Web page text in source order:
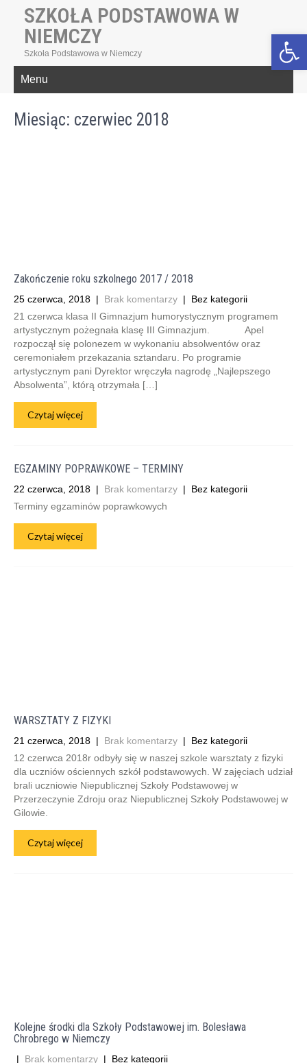
Open toolbar
SZKOŁA PODSTAWOWA W
NIEMCZY
Szkoła Podstawowa w Niemczy
Menu
Miesiąc: czerwiec 2018
Zakończenie roku szkolnego 2017 / 2018
25 czerwca, 2018 | Brak komentarzy | Bez kategorii
21 czerwca klasa II Gimnazjum humorystycznym programem
artystycznym pożegnała klasę III Gimnazjum. Apel
rozpoczął się polonezem w wykonaniu absolwentów oraz
ceremoniałem przekazania sztandaru. Po programie
artystycznym pani Dyrektor wręczyła nagrodę „Najlepszego
Absolwenta”, którą otrzymała […]
Czytaj więcej
EGZAMINY POPRAWKOWE – TERMINY
22 czerwca, 2018 | Brak komentarzy | Bez kategorii
Terminy egzaminów poprawkowych
Czytaj więcej
WARSZTATY Z FIZYKI
21 czerwca, 2018 | Brak komentarzy | Bez kategorii
12 czerwca 2018r odbyły się w naszej szkole warsztaty z fizyki
dla uczniów ościennych szkół podstawowych. W zajęciach udział
brali uczniowie Niepublicznej Szkoły Podstawowej w
Przerzeczynie Zdroju oraz Niepublicznej Szkoły Podstawowej w
Gilowie.
Czytaj więcej
Kolejne środki dla Szkoły Podstawowej im. Bolesława
Chrobrego w Niemczy
| Brak komentarzy | Bez kategorii